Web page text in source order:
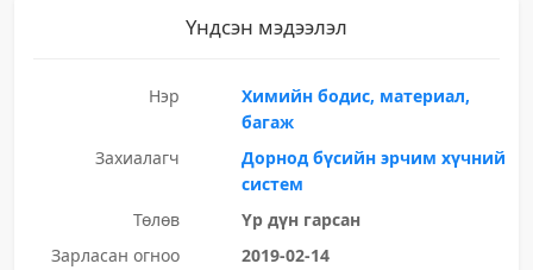
Үндсэн мэдээлэл
Нэр
Химийн бодис, материал,
багаж
Захиалагч
Дорнод бүсийн эрчим хүчний
систем
Төлөв
Үр дүн гарсан
Зарласан огноо
2019-02-14